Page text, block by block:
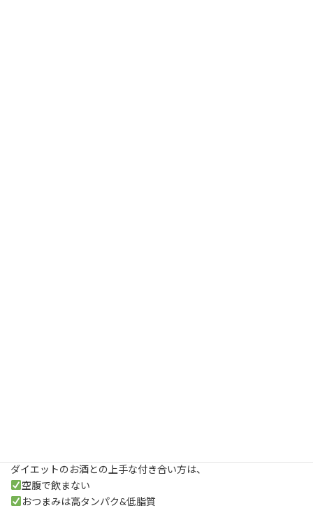
ダイエットのお酒との上手な付き合い方は、
空腹で飲まない
おつまみは高タンパク&低脂質